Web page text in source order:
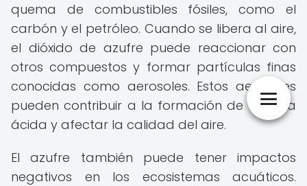
quema de combustibles fósiles, como el
carbón y el petróleo. Cuando se libera al aire,
el dióxido de azufre puede reaccionar con
otros compuestos y formar partículas finas
conocidas como aerosoles. Estos aerosoles
pueden contribuir a la formación de la lluvia
ácida y afectar la calidad del aire.
El azufre también puede tener impactos
negativos en los ecosistemas acuáticos.